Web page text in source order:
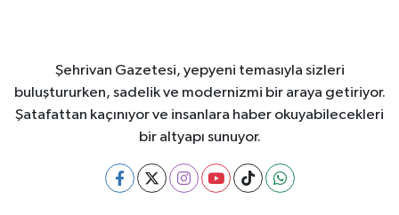
Şehrivan Gazetesi, yepyeni temasıyla sizleri
buluştururken, sadelik ve modernizmi bir araya getiriyor.
Şatafattan kaçınıyor ve insanlara haber okuyabilecekleri
bir altyapı sunuyor.